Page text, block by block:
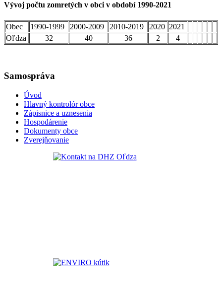
Vývoj počtu zomretých v obci v období 1990-2021
Obec 1990-1999 2000-2009 2010-2019 2020 2021
Oľdza
32 40 36 2 4
Samospráva
Úvod
Hlavný kontrolór obce
Zápisnice a uznesenia
Hospodárenie
Dokumenty obce
Zverejňovanie